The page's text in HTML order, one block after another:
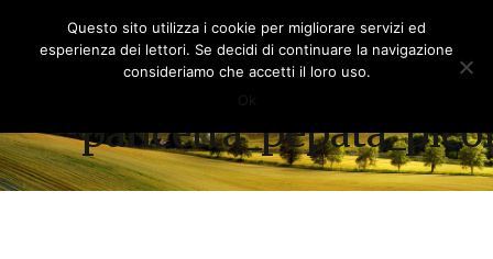
Questo sito utilizza i cookie per migliorare servizi ed
esperienza dei lettori. Se decidi di continuare la navigazione
consideriamo che accetti il loro uso.